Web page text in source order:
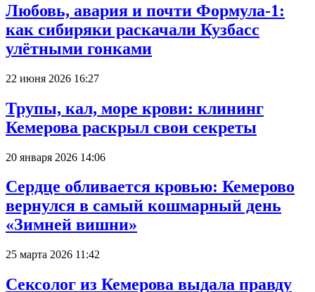
Любовь, авария и почти Формула-1:
как сибиряки раскачали Кузбасс
улётными гонками
22 июня 2026 16:27
Трупы, кал, море крови: клининг
Кемерова раскрыл свои секреты
20 января 2026 14:06
Сердце обливается кровью: Кемерово
вернулся в самый кошмарный день
«Зимней вишни»
25 марта 2026 11:42
Сексолог из Кемерова выдала правду